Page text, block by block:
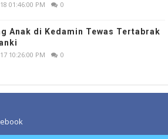
01:46:00 PM 0
Anak di Kedamin Tewas Tertabrak
10:26:00 PM 0